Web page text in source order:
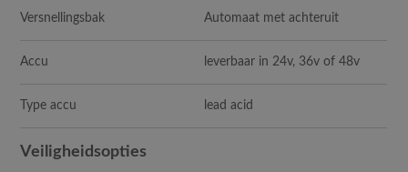
Versnellingsbak Automaat met achteruit
Accu leverbaar in 24v, 36v of 48v
Type accu lead acid
Veiligheidsopties